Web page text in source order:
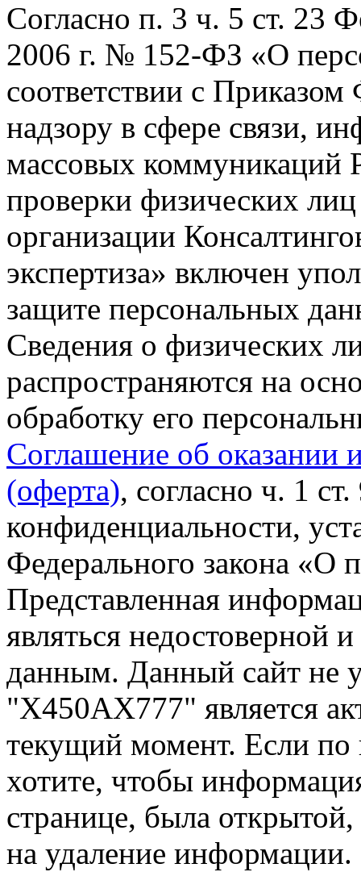
Согласно п. 3 ч. 5 ст. 23
2006 г. № 152-ФЗ «О
соответствии с
надзору в сфере связи,
массовых коммуникаций
проверки физических
организации
экспертиза» включен
защите персональных
Сведения о физических
распространяются на
обработку его
Соглашение об оказании
(оферта), согласно ч. 1
конфиденциальности,
Федерального закона «О
Представленная
являться недостоверной
данным. Данный сайт не
"Х450АХ777" является
текущий момент. Если
хотите, чтобы
странице, была открытой,
на удаление информации.